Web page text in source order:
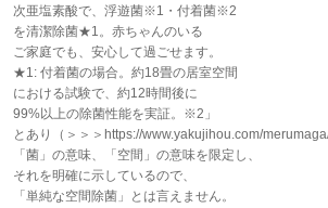
次亜塩素酸で、浮遊菌※1・付着菌※2
を清潔除菌★1。赤ちゃんのいる
ご家庭でも、安心して過ごせます。
★1: 付着菌の場合。約18畳の居室空間
における試験で、約12時間後に
99%以上の除菌性能を実証。※2」
とあり（＞＞＞https://www.yakujihou.com/
「菌」の意味、「空間」の意味を限定し、
それを明確に示しているので、
「単純な空間除菌」とは言えません。